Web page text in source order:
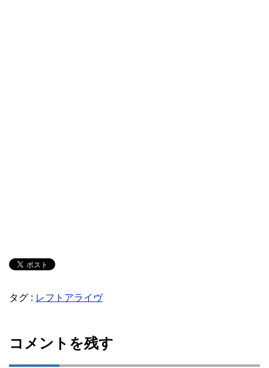
タグ : レフトアライヴ
コメントを残す